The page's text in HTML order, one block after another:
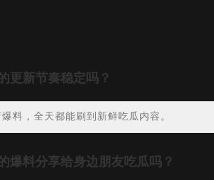
更新节奏稳定吗？
料，全天都能刷到新鲜吃瓜内容。
爆料分享给身边朋友吃瓜吗？